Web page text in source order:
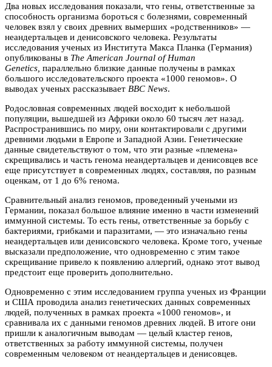
Два новых исследования показали, что гены, ответственные за
способность организма бороться с болезнями, современный
человек взял у своих древних вымерших «родственников» —
неандертальцев и денисовского человека. Результаты
исследования ученых из Института Макса Планка (Германия)
опубликованы в The American Journal of Human
Genetics, параллельно близкие данные получены в рамках
большого исследовательского проекта «1000 геномов». О
выводах ученых рассказывает BBC News.
Родословная современных людей восходит к небольшой
популяции, вышедшей из Африки около 60 тысяч лет назад.
Распространившись по миру, они контактировали с другими
древними людьми в Европе и Западной Азии. Генетические
данные свидетельствуют о том, что эти разные «племена»
скрещивались и часть генома неандертальцев и денисовцев все
еще присутствует в современных людях, составляя, по разным
оценкам, от 1 до 6% генома.
Сравнительный анализ геномов, проведенный учеными из
Германии, показал большое влияние именно в части изменений
иммунной системы. То есть гены, ответственные за борьбу с
бактериями, грибками и паразитами, — это изначально гены
неандертальцев или денисовского человека. Кроме того, ученые
высказали предположение, что одновременно с этим такое
скрещивание привело к появлению аллергий, однако этот вывод
предстоит еще проверить дополнительно.
Одновременно с этим исследованием группа ученых из Франции
и США проводила анализ генетических данных современных
людей, полученных в рамках проекта «1000 геномов», и
сравнивала их с данными геномов древних людей. В итоге они
пришли к аналогичным выводам — целый кластер генов,
ответственных за работу иммунной системы, получен
современным человеком от неандертальцев и денисовцев.